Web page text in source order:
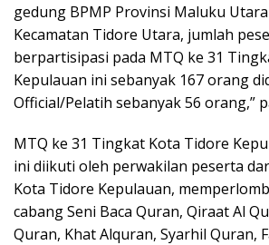
gedung BPMP Provinsi Maluku
Kecamatan Tidore Utara, jumlah
berpartisipasi pada MTQ ke 31
Kepulauan ini sebanyak 167 orang
Official/Pelatih sebanyak 56 orang,”
MTQ ke 31 Tingkat Kota Tidore
ini diikuti oleh perwakilan peserta
Kota Tidore Kepulauan,
cabang Seni Baca Quran, Qiraat Al
Quran, Khat Alquran, Syarhil Quran,